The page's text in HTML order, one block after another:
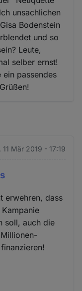
unsachlichen
Bodenstein
und so
Leute,
selber ernst!
ein passendes
11 Mär 2019 - 17:19
erwehren, dass
soll, auch die